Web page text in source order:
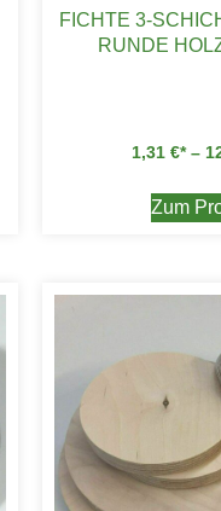
FICHTE 3-
RUNDE
1,31 € –
Zum